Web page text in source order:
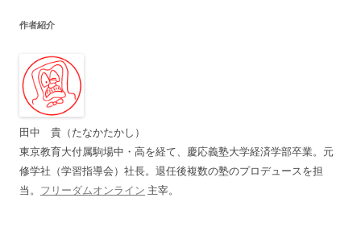
ビ
ー
シ
ョ
ン
作者紹介
田中 貴（たなかたかし）
東京教育大付属駒場中・高を経て、慶応義塾大学経済学部卒業。元
修学社（学習指導会）社長。退任後複数の塾のプロデュースを担
当。 フリーダムオンライン 主宰。